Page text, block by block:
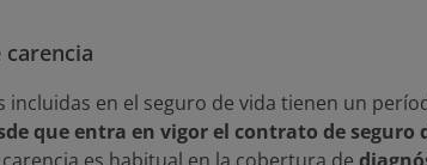
en el seguro de vida tienen un
que entra en vigor el contrato de seguro